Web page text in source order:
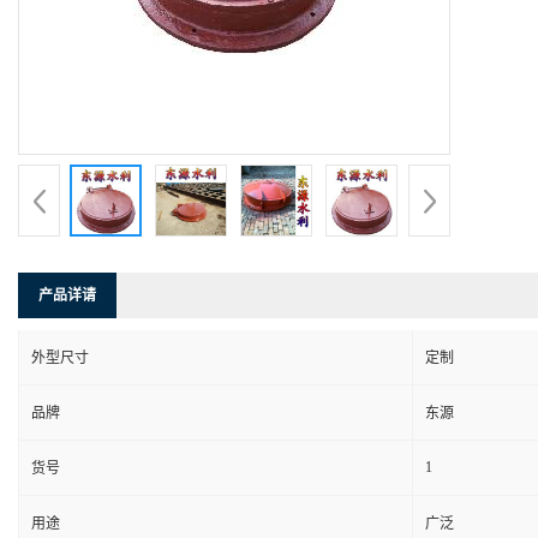
产品详请
外型尺寸 定制
品牌 东源
货号 1
用途 广泛